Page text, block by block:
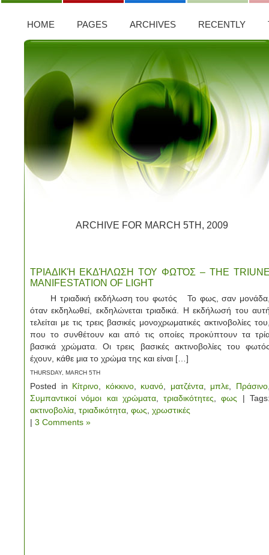
HOME PAGES ARCHIVES RECENTLY
ARCHIVE FOR MARCH 5TH, 2009
TΡΙΑΔΙΚΉ ΕΚΔΉΛΩΣΗ ΤΟΥ ΦΩΤΌΣ – THE
MANIFESTATION OF LIGHT
Η τριαδική εκδήλωση του φωτός Το φως, σαν
όταν εκδηλωθεί, εκδηλώνεται τριαδικά. Η εκδήλωσή του
τελείται με τις τρεις βασικές μονοχρωματικές ακτινοβολίες
που το συνθέτουν και από τις οποίες προκύπτουν τα
βασικά χρώματα. Οι τρεις βασικές ακτινοβολίες του
έχουν, κάθε μια το χρώμα της και είναι […]
THURSDAY, MARCH 5TH
Posted in Κίτρινο κόκκινο, κυανό ματζέντα, μπλε Πράσινο
Συμπαντικοί νόμοι και χρώματα,τριαδικότητες ,φως |
ακτινοβολία τριαδικότητα φως χρωστικές
| 3 Comments »